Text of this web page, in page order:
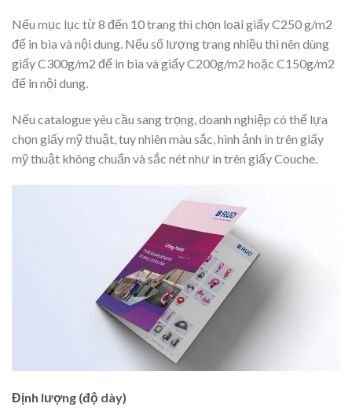
Nếu mục lục từ 8 đến 10 trang thì chọn loại giấy C250 g/m2
để in bìa và nội dung. Nếu số lượng trang nhiều thì nên dùng
giấy C300g/m2 để in bìa và giấy C200g/m2 hoặc C150g/m2
để in nội dung.
Nếu catalogue yêu cầu sang trọng, doanh nghiệp có thể lựa
chọn giấy mỹ thuật, tuy nhiên màu sắc, hình ảnh in trên giấy
mỹ thuật không chuẩn và sắc nét như in trên giấy Couche.
Định lượng (độ dày)